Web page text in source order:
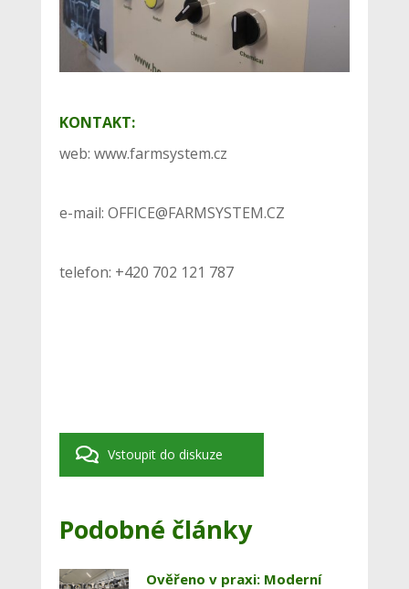
KONTAKT:
web: www.farmsystem.cz
e-mail: OFFICE@FARMSYSTEM.CZ
telefon: +420 702 121 787
Vstoupit do diskuze
Podobné články
Ověřeno v praxi: Moderní